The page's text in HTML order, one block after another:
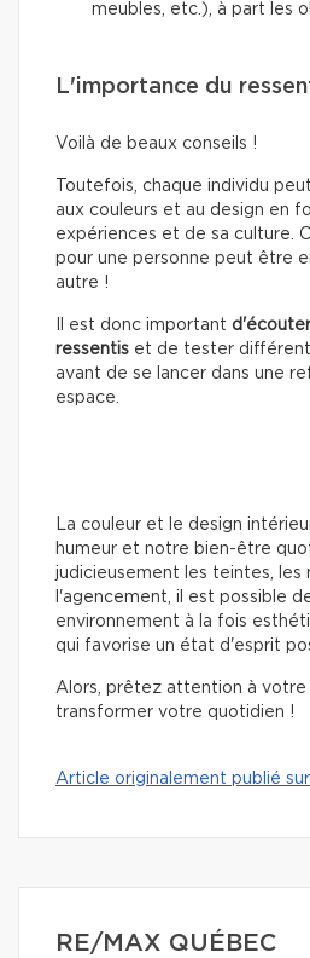
meubles, etc.), à part les
L'importance du
Voilà de beaux conseils !
Toutefois, chaque individu
aux couleurs et au design en
expériences et de sa culture.
pour une personne peut être
autre !
Il est donc important
ressentis et de tester
avant de se lancer dans une
espace.
La couleur et le design
humeur et notre bien-être
judicieusement les teintes, les
l'agencement, il est possible
environnement à la fois
qui favorise un état d'esprit
Alors, prêtez attention à votre
transformer votre quotidien !
Article originalement publié
RE/MAX QUÉBEC